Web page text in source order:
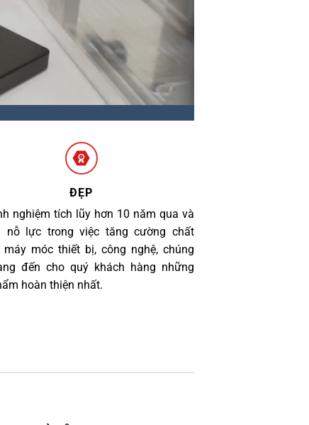
ĐẸP
nghiệm tích lũy hơn 10 năm qua và
nỗ lực trong việc tăng cường chất
máy móc thiết bị, công nghệ, chúng
đến cho quý khách hàng những
hoàn thiện nhất.